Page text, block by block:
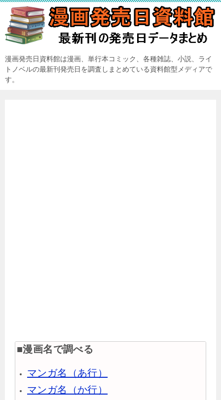
漫画発売日資料館は漫画、単行本コミック、各種雑誌、小説、ライ
トノベルの最新刊発売日を調査しまとめている資料館型メディアで
す。
■漫画名で調べる
マンガ名（あ行）
マンガ名（か行）